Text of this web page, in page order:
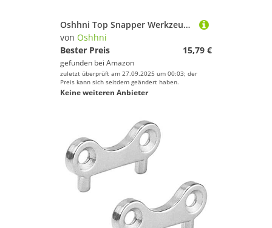
Oshhni Top Snapper Werkzeug für Boot Leinwand Snap Reparatur Anti Rost Praktisch für Angler
von Oshhni
Bester Preis
15,79 €
gefunden bei Amazon
zuletzt überprüft am 27.09.2025 um 00:03; der
Preis kann sich seitdem geändert haben.
Keine weiteren Anbieter